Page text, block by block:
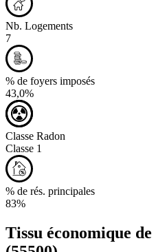
Nb. Logements
7
% de foyers imposés
43,0%
Classe Radon
Classe 1
% de rés. principales
83%
Tissu économique